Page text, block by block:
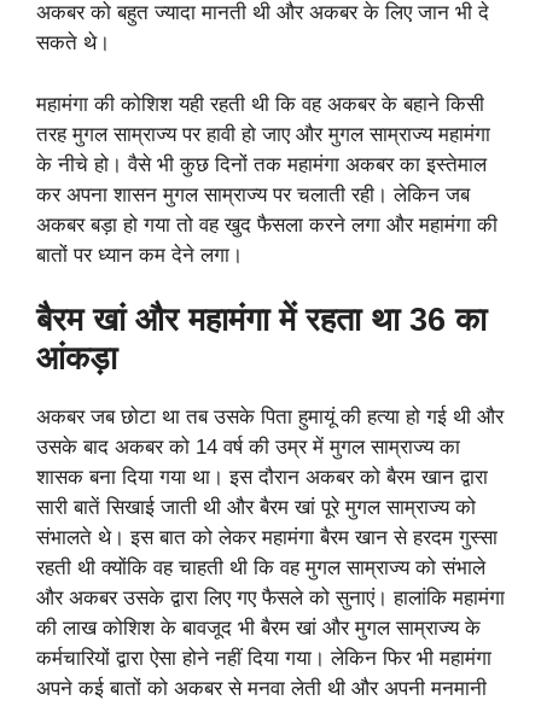
अकबर को बहुत ज्यादा मानती थी और अकबर के लिए जान भी दे
सकते थे।
महामंगा की कोशिश यही रहती थी कि वह अकबर के बहाने किसी
तरह मुगल साम्राज्य पर हावी हो जाए और मुगल साम्राज्य महामंगा
के नीचे हो। वैसे भी कुछ दिनों तक महामंगा अकबर का इस्तेमाल
कर अपना शासन मुगल साम्राज्य पर चलाती रही। लेकिन जब
अकबर बड़ा हो गया तो वह खुद फैसला करने लगा और महामंगा की
बातों पर ध्यान कम देने लगा।
बैरम खां और महामंगा में रहता था 36 का
आंकड़ा
अकबर जब छोटा था तब उसके पिता हुमायूं की हत्या हो गई थी और
उसके बाद अकबर को 14 वर्ष की उम्र में मुगल साम्राज्य का
शासक बना दिया गया था। इस दौरान अकबर को बैरम खान द्वारा
सारी बातें सिखाई जाती थी और बैरम खां पूरे मुगल साम्राज्य को
संभालते थे। इस बात को लेकर महामंगा बैरम खान से हरदम गुस्सा
रहती थी क्योंकि वह चाहती थी कि वह मुगल साम्राज्य को संभाले
और अकबर उसके द्वारा लिए गए फैसले को सुनाएं। हालांकि महामंगा
की लाख कोशिश के बावजूद भी बैरम खां और मुगल साम्राज्य के
कर्मचारियों द्वारा ऐसा होने नहीं दिया गया। लेकिन फिर भी महामंगा
अपने कई बातों को अकबर से मनवा लेती थी और अपनी मनमानी